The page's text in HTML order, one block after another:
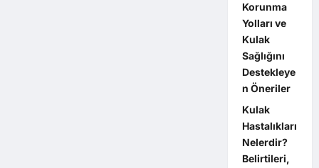
Korunma
Yolları ve
Kulak
Sağlığını
Destekleye
n Öneriler
Kulak
Hastalıkları
Nelerdir?
Belirtileri,